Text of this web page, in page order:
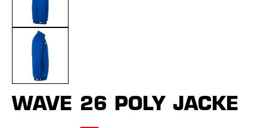
WAVE 26 POLY JACKE